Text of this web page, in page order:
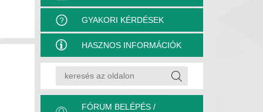
GYAKORI KÉRDÉSEK
HASZNOS INFORMÁCIÓK
FÓRUM BELÉPÉS /